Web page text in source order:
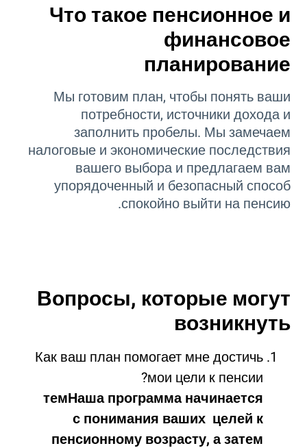
Что такое пенсионное и
финансовое
планирование
Мы готовим план, чтобы понять ваши
потребности, источники дохода и
заполнить пробелы. Мы замечаем
налоговые и экономические последствия
вашего выбора и предлагаем вам
упорядоченный и безопасный способ
спокойно выйти на пенсию.
Вопросы, которые могут
возникнуть
Как ваш план помогает мне достичь
мои цели к пенсии?
темНаша программа начинается
с понимания ваших целей к
пенсионному возрасту, а затем